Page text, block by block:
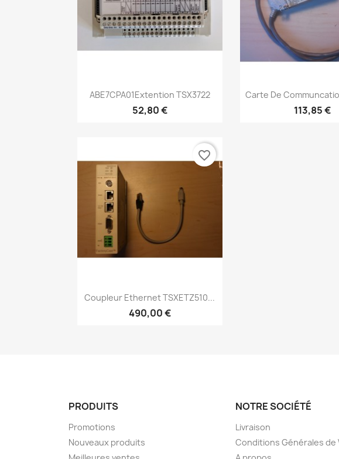
Aperçu rapide
ABE7CPA01Extention TSX3722
52,80 €
Aperçu
Carte De
113,85 €
Aperçu rapide
Coupleur Ethernet TSXETZ510...
490,00 €
favorite_border
PRODUITS
Promotions
Nouveaux produits
NOTRE SOCIÉTÉ
Livraison
Conditions Générales de